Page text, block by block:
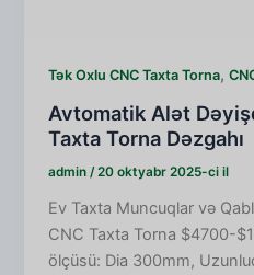
Tək Oxlu CNC Taxta Torna,
Avtomatik Alət
Taxta Torna Dəzgahı
admin/20 oktyabr 2025-ci il
Ev Taxta Muncuqlar və
CNC Taxta Torna $4700-
ölçüsü: Dia 300mm,